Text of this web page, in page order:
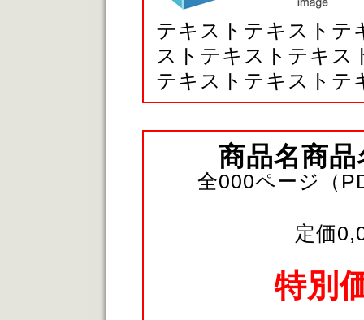
テキストテキストテ
ストテキストテキス
テキストテキストテ
商品名商
全000ページ（
定価
特別